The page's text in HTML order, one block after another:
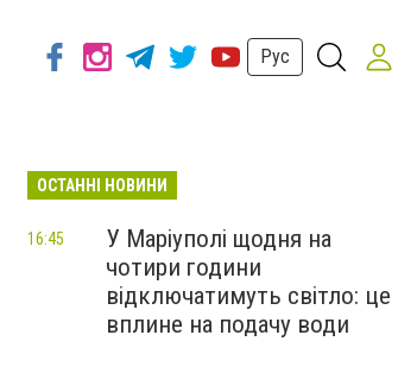
Рус
ОСТАННІ НОВИНИ
У Маріуполі щодня на
чотири години
відключатимуть світло: це
вплине на подачу води
16:45